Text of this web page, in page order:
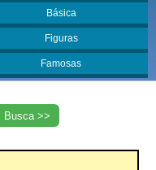
Básica
Figuras
Famosas
Busca >>